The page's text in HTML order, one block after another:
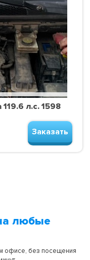
л.с. 1598
Заказать
любые
офисе, без посещения